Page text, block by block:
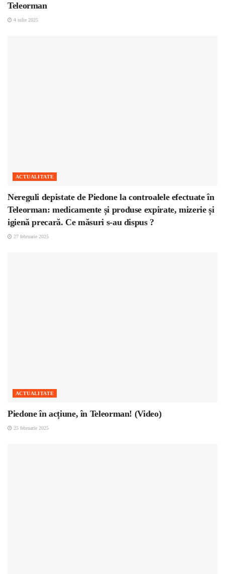
Teleorman
4 iulie 2025
ACTUALITATE
Nereguli depistate de Piedone la controalele efectuate în
Teleorman: medicamente și produse expirate, mizerie și
igienă precară. Ce măsuri s-au dispus ?
27 februarie 2025
ACTUALITATE
Piedone în acțiune, în Teleorman! (Video)
25 februarie 2025